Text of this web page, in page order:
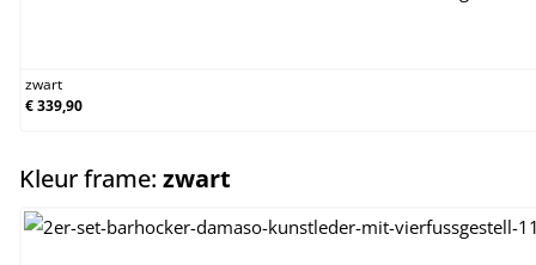
zwart
€ 339,90
Kleur frame: zwart